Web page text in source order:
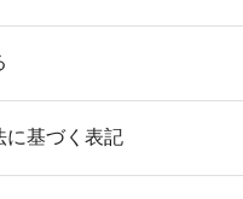
に基づく表記